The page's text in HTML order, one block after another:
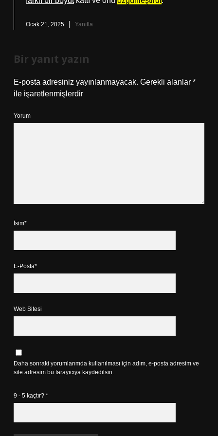
Ocak 21, 2025 Yanıtla
Bir yanıt yazın
E-posta adresiniz yayınlanmayacak. Gerekli alanlar *
ile işaretlenmişlerdir
Yorum
İsim*
E-Posta*
Web Sitesi
Daha sonraki yorumlarımda kullanılması için adım, e-posta adresim ve
site adresim bu tarayıcıya kaydedilsin.
9 - 5 kaçtır? *